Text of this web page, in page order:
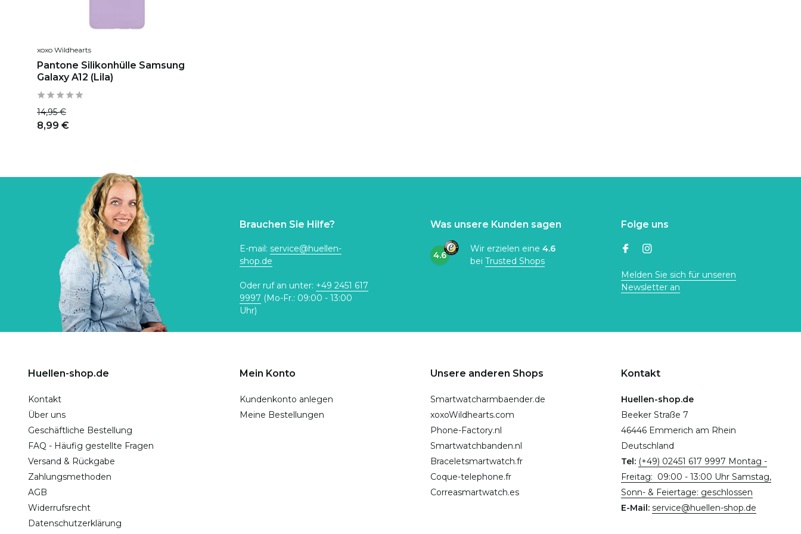
xoxo Wildhearts
Pantone Silikonhülle Samsung
Galaxy A12 (Lila)
14,95 €
8,99 €
Brauchen Sie Hilfe?
E-mail: service@huellen-
shop.de
Oder ruf an unter: +49 2451 617
9997 (Mo-Fr.: 09:00 - 13:00
Uhr)
Was unsere Kunden sagen
4.6
Wir erzielen eine 4.6
bei Trusted Shops
Folge uns
Melden Sie sich für unseren
Newsletter an
Huellen-shop.de
Kontakt
Über uns
Geschäftliche Bestellung
FAQ - Häufig gestellte Fragen
Versand & Rückgabe
Zahlungsmethoden
AGB
Widerrufsrecht
Datenschutzerklärung
Mein Konto
Kundenkonto anlegen
Meine Bestellungen
Unsere anderen Shops
Smartwatcharmbaender.de
xoxoWildhearts.com
Phone-Factory.nl
Smartwatchbanden.nl
Braceletsmartwatch.fr
Coque-telephone.fr
Correasmartwatch.es
Kontakt
Huellen-shop.de
Beeker Straße 7
46446 Emmerich am Rhein
Deutschland
Tel: (+49) 02451 617 9997 Montag -
Freitag: 09:00 - 13:00 Uhr Samstag,
Sonn- & Feiertage: geschlossen
E-Mail: service@huellen-shop.de